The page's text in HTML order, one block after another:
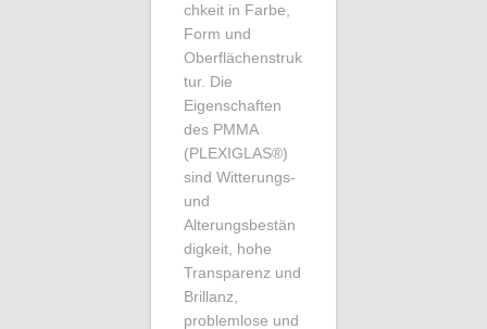
chkeit in Farbe,
Form und
Oberflächenstruk
tur. Die
Eigenschaften
des PMMA
(PLEXIGLAS®)
sind Witterungs-
und
Alterungsbestän
digkeit, hohe
Transparenz und
Brillanz,
problemlose und